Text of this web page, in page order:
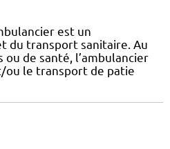
est un
du transport sanitaire. Au
ou de santé, l’ambulancier
ou le transport de patie